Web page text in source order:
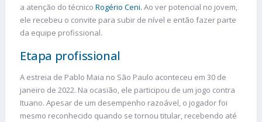
a atenção do técnico Rogério Ceni. Ao ver potencial no jovem,
ele recebeu o convite para subir de nível e então fazer parte
da equipe profissional.
Etapa profissional
A estreia de Pablo Maia no São Paulo aconteceu em 30 de
janeiro de 2022. Na ocasião, ele participou de um jogo contra
Ituano. Apesar de um desempenho razoável, o jogador foi
mesmo reconhecido quando se tornou titular, recebendo até